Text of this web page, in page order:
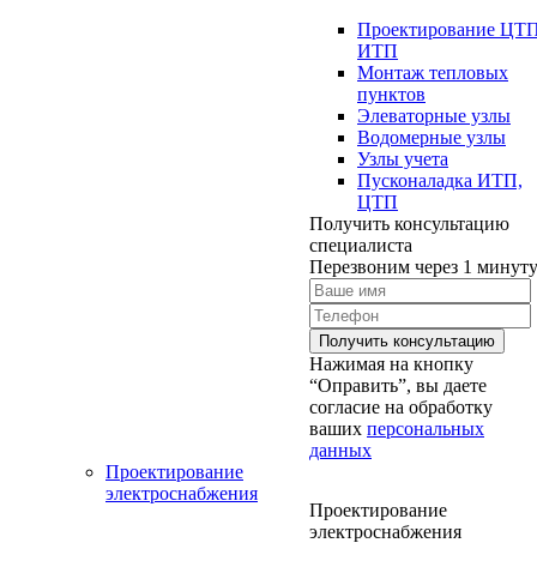
Проектирование
ИТП
Монтаж тепловых
пунктов
Элеваторные узлы
Водомерные узлы
Узлы учета
Пусконаладка ИТП,
ЦТП
Получить консультацию
специалиста
Перезвоним через 1 минуту
Нажимая на кнопку
“Оправить”, вы даете
согласие на обработку
ваших персональных
данных
Проектирование
электроснабжения
Проектирование
электроснабжения